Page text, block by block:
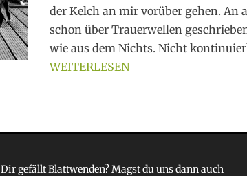
der Kelch an mir vorüber gehen. An
schon über Trauerwellen
wie aus dem Nichts. Nicht
WEITERLESEN
Dir gefällt Blattwenden? Magst du uns dann auch